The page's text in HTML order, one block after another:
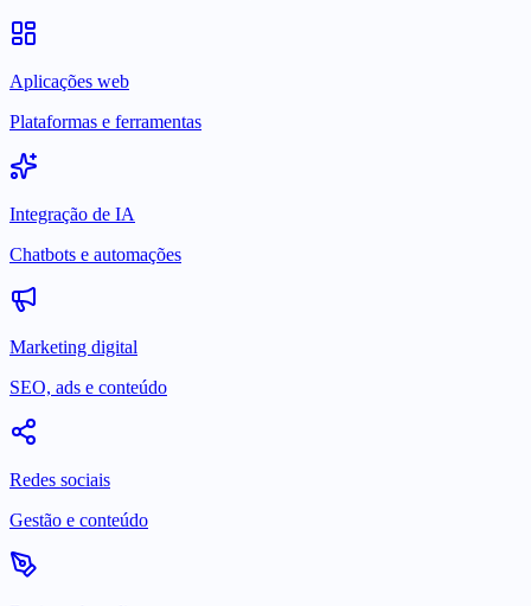
Aplicações web
Plataformas e ferramentas
Integração de IA
Chatbots e automações
Marketing digital
SEO, ads e conteúdo
Redes sociais
Gestão e conteúdo